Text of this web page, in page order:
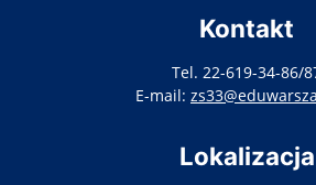
Kontakt
Tel. 22-619-34-86/
E-mail:
Lokalizacja